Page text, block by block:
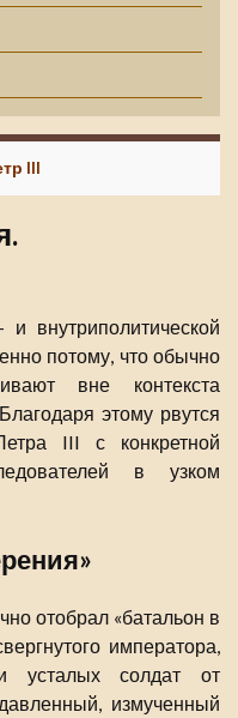
III
внутриполитической
потому, что обычно
вне контекста
этому рвутся
III с конкретной
в узком
отобрал «батальон в
императора,
усталых солдат от
измученный